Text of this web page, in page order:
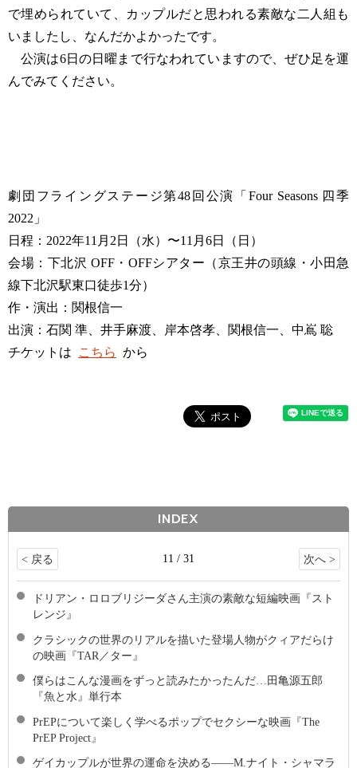
で埋められていて、カップルだと思われる素敵な二人組も
いましたし、なんだかよかったです。
公演は6日の日曜まで行なわれていますので、ぜひ足を運
んでみてください。
劇団フライングステージ第48回公演「Four Seasons 四季
2022」
日程：2022年11月2日（水）〜11月6日（日）
会場：下北沢 OFF・OFFシアター（京王井の頭線・小田急
線下北沢駅東口徒歩1分）
作・演出：関根信一
出演：石関 準、井手麻渡、岸本啓孝、関根信一、中嶌 聡
チケットは
こちら から
INDEX
< 戻る 11 / 31 次へ >
ドリアン・ロロブリジーダさん主演の素敵な短編映画『スト
レンジ』
クラシックの世界のリアルを描いた登場人物がクィアだらけ
の映画『TAR／ター』
僕らはこんな漫画をずっと読みたかったんだ…田亀源五郎
『魚と水』単行本
PrEPについて楽しく学べるポップでセクシーな映画『The
PrEP Project』
ゲイカップルが世界の運命を決める――M.ナイト・シャマラ